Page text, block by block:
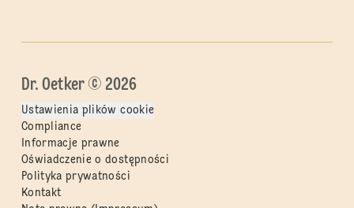
Dr. Oetker © 2026
Ustawienia plików cookie
Compliance
Informacje prawne
Oświadczenie o dostępności
Polityka prywatności
Kontakt